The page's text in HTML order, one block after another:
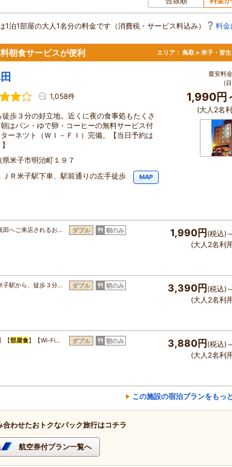
1泊1部屋の大人1名分の料金です（消費税・サービス料込み） 料金
朝食サービスが便利 エリア： 鳥取 > 米子・皆
1,058件
歩３分の好立地。近くに夜の食事処もたくさ
はパン・ゆで卵・コーヒーの無料サービス付
ーネツト（ＷＩ－ＦＩ）完備。【当日予約は
県米子市明治町１９７
ＪＲ米子駅下車、駅前通りの左手徒歩
MAP
最安料
(
1,990円
(大人2名
田へご来店されるお… ダブル 朝のみ 1,990円 (税込)
(大人2名利
駅から、徒歩３分… ダブル 朝のみ 3,390円 (税込)
(大人2名利
【部屋食】【Wi-Fi… ダブル 朝のみ 3,880円 (税込)
(大人2名利
この施設の宿泊プランをもっ
わせたおトクなパック旅行はコチラ
航空券付プラン一覧へ